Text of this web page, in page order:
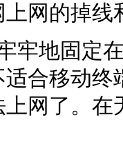
网的掉线
牢地固定
合移动
网了。